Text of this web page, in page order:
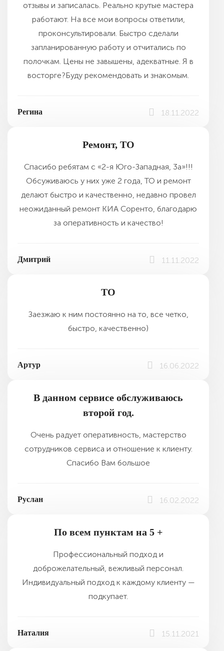
отзывы и записалась. Реально крутые мастера
работают. На все мои вопросы ответили,
проконсультировали. Быстро сделали
запланированную работу и отчитались по
полочкам. Цены не завышены, адекватные. Я в
восторге?Буду рекомендовать и знакомым.
Регина 18.11.2022
Ремонт, ТО
Спасибо ребятам с «2-я Юго-Западная, 3а»!!!
Обсуживаюсь у них уже 2 года, ТО и ремонт
делают быстро и качественно, недавно провел
неожиданный ремонт КИА Соренто, благодарю
за оперативность и качество!
Дмитрий 11.11.2022
ТО
Заезжаю к ним постоянно на то, все четко,
быстро, качественно)
Артур 16.06.2022
В данном сервисе обслуживаюсь
второй год.
Очень радует оперативность, мастерство
сотрудников сервиса и отношение к клиенту.
Спасибо Вам большое
Руслан 16.02.2022
По всем пунктам на 5 +
Профессиональный подход и
доброжелательный, вежливый персонал.
Индивидуальный подход к каждому клиенту —
подкупает.
Наталия 15.11.2021